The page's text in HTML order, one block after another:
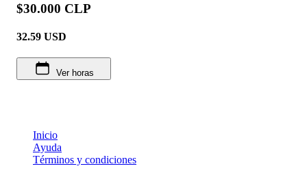
$30.000 CLP
32.59 USD
Ver horas
Inicio
Ayuda
Términos y condiciones